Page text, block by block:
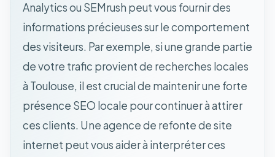
Analytics ou SEMrush peut vous fournir des
informations précieuses sur le comportement
des visiteurs. Par exemple, si une grande partie
de votre trafic provient de recherches locales
à Toulouse, il est crucial de maintenir une forte
présence SEO locale pour continuer à attirer
ces clients. Une agence de refonte de site
internet peut vous aider à interpréter ces